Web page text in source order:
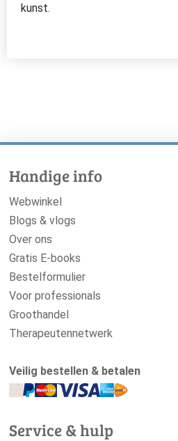
kunst.
Handige info
Webwinkel
Blogs & vlogs
Over ons
Gratis E-books
Bestelformulier
Voor professionals
Groothandel
Therapeutennetwerk
Veilig bestellen & betalen
Service & hulp